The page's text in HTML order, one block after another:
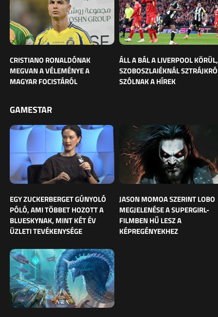
CRISTIANO RONALDÓNAK
MEGVAN A VÉLEMÉNYE A
MAGYAR FOCISTÁRÓL
ÁLL A BÁL A LIVERPOOL KÖRÜL,
SZOBOSZLAIÉKNÁL
SZÓLNAK A HÍREK
GAMESTAR
EGY ZUCKERBERGET GÚNYOLÓ
PÓLÓ, AMI TÖBBET HOZOTT A
BLUESKYNAK, MINT KÉT ÉV
ÜZLETI TEVÉKENYSÉGE
JASON MOMOA SZERINT LOBO
MEGJELENÉSE A SUPERGIRL-
FILMBEN HŰ LESZ A
KÉPREGÉNYEKHEZ